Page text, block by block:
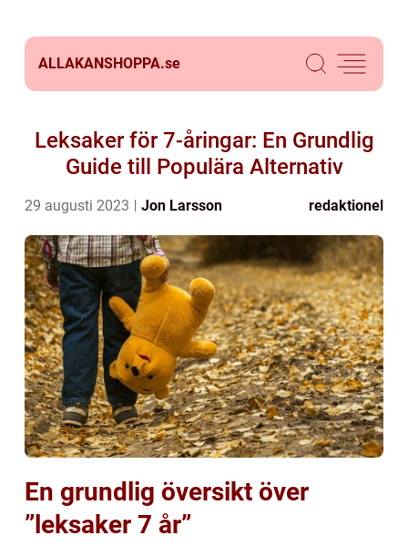
ALLAKANSHOPPA.se
Leksaker för 7-åringar: En Grundlig
Guide till Populära Alternativ
29 augusti 2023 Jon Larsson redaktionel
En grundlig översikt över
”leksaker 7 år”